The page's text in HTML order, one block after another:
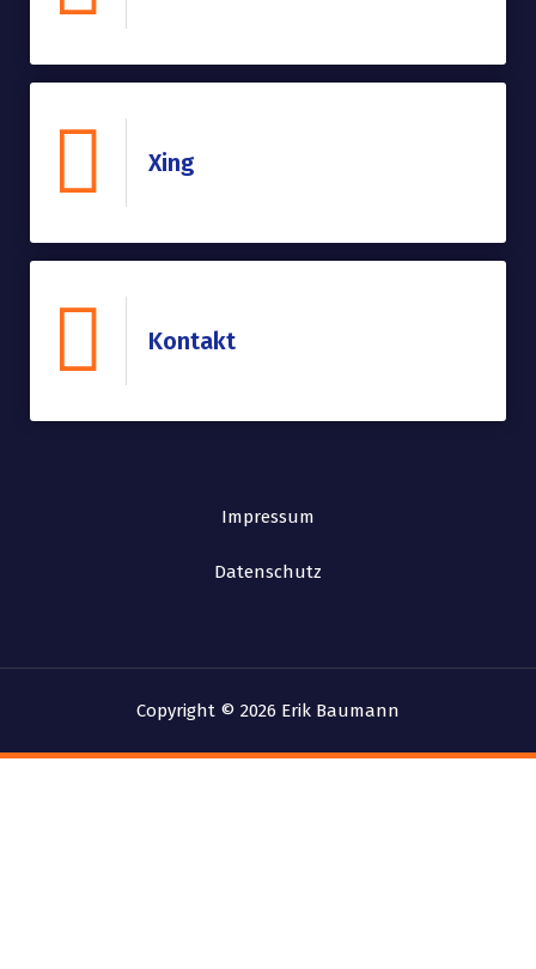
Xing
Kontakt
Impressum
Datenschutz
Copyright © 2026 Erik Baumann